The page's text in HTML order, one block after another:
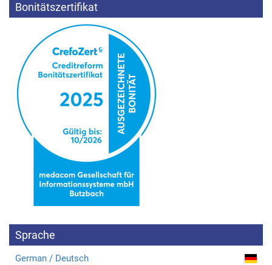
Bonitätszertifikat
Sprache
German / Deutsch